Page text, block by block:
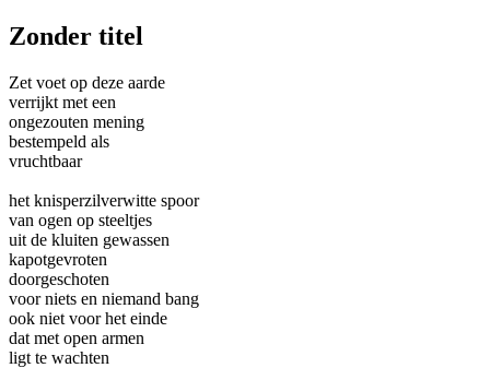
Zonder titel
Zet voet op deze aarde
verrijkt met een
ongezouten mening
bestempeld als
vruchtbaar
het knisperzilverwitte spoor
van ogen op steeltjes
uit de kluiten gewassen
kapotgevroten
doorgeschoten
voor niets en niemand bang
ook niet voor het einde
dat met open armen
ligt te wachten